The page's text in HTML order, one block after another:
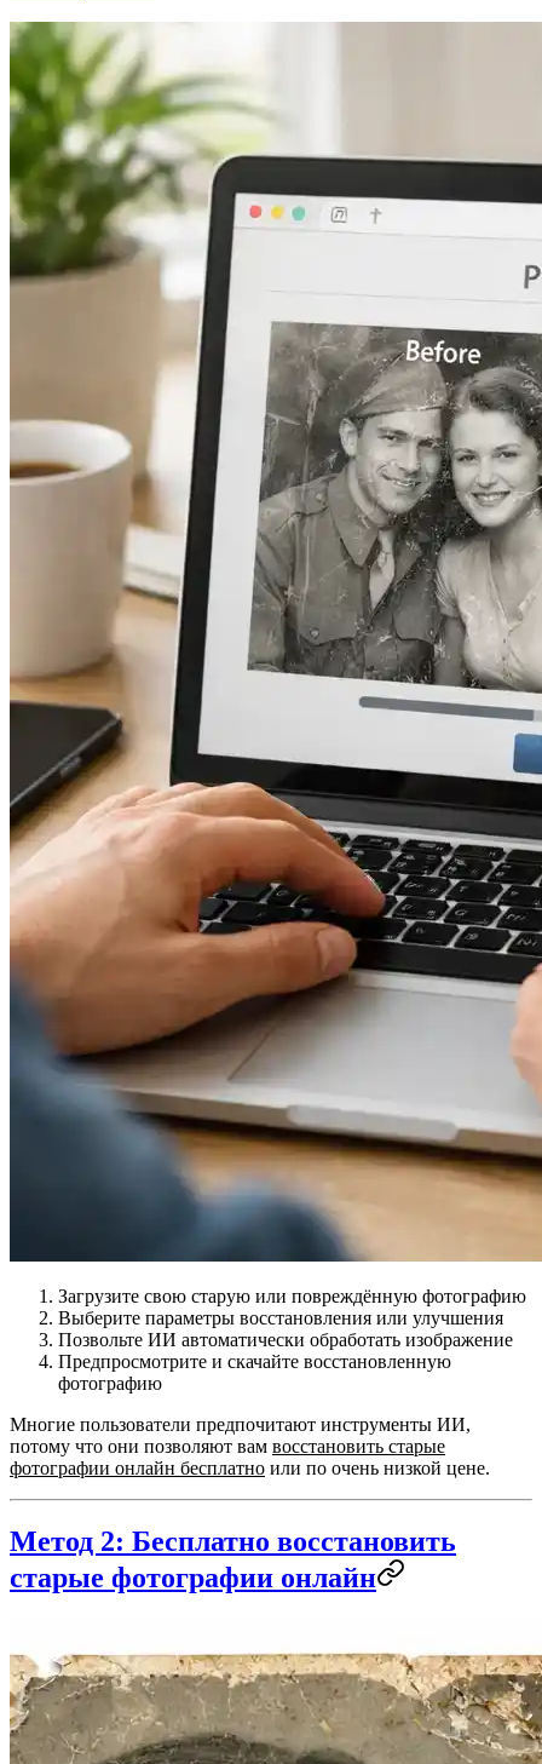
Загрузите свою старую или повреждённую фотографию
Выберите параметры восстановления или улучшения
Позвольте ИИ автоматически обработать изображение
Предпросмотрите и скачайте восстановленную
фотографию
Многие пользователи предпочитают инструменты ИИ,
потому что они позволяют вам восстановить старые
фотографии онлайн бесплатно или по очень низкой цене.
Метод 2: Бесплатно восстановить
старые фотографии онлайн